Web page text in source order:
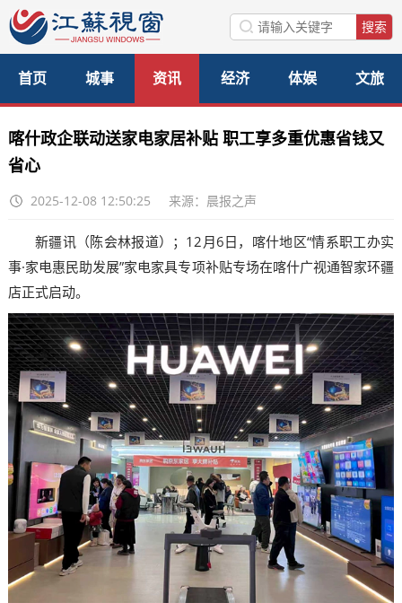
首页 城事 资讯 经济 体娱 文旅
美食 公益 访谈
喀什政企联动送家电家居补贴 职工享多重优惠省钱又
省心
2025-12-08 12:50:25 来源：晨报之声
新疆讯（陈会林报道）；12月6日，喀什地区“情系职工办实
事·家电惠民助发展”家电家具专项补贴专场在喀什广视通智家环疆
店正式启动。